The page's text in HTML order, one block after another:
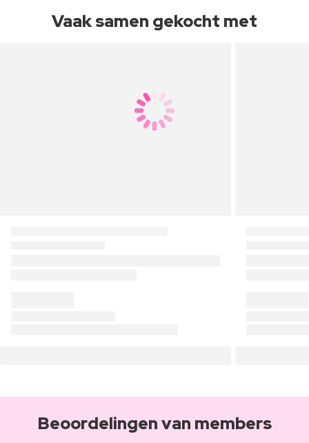
Vaak samen gekocht met
Beoordelingen van members